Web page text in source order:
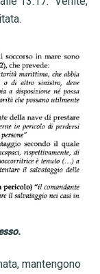
mantengono